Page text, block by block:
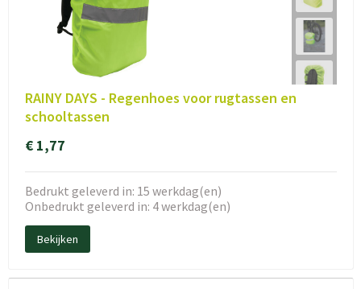
RAINY DAYS - Regenhoes voor rugtassen en
schooltassen
€ 1,77
Bedrukt geleverd in: 15 werkdag(en)
Onbedrukt geleverd in: 4 werkdag(en)
Bekijken